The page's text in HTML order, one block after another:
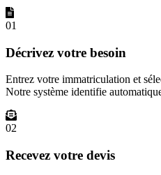
01
Décrivez votre besoin
Entrez votre immatriculation et
Notre système identifie
02
Recevez votre devis